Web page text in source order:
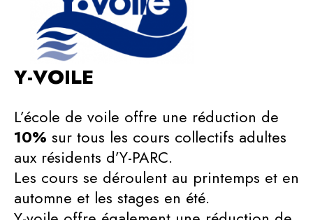
Y-VOILE
L’école de voile offre une réduction de
10% sur tous les cours collectifs adultes
aux résidents d’Y-PARC.
Les cours se déroulent au printemps et en
automne et les stages en été.